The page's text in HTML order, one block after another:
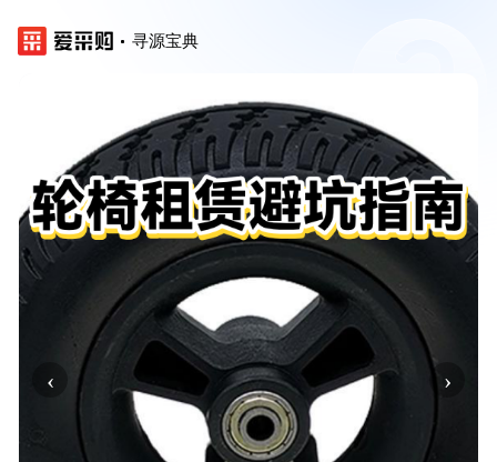
寻源宝典
‹ ›